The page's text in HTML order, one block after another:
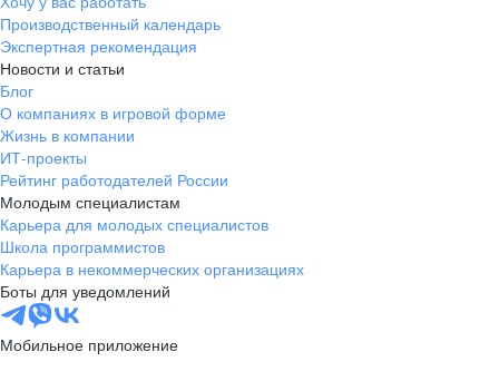
+7 423 202-33-28
pr@dv.hh.ru
Новосибирск
ул. Большевистская, д. 35,
помещение 21
+7 383 207-94-64
pr@nsk.hh.ru
Минск
пр-т Дзержинского, д. 57,
10 этаж, помещение 45-1
Производственный календарь
Экспертная рекомендация
Новости и статьи
Блог
О компаниях в игровой форме
Жизнь в компании
ИТ-проекты
Рейтинг работодателей России
Молодым специалистам
Карьера для молодых специалистов
Школа программистов
Карьера в некоммерческих организациях
Боты для уведомлений
Мобильное приложение